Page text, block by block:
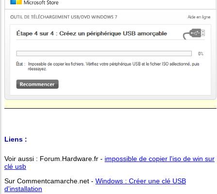
Liens :
Voir aussi : Forum.Hardware.fr - impossible de copier l'iso de win sur
clé usb
Sur Commentcamarche.net - Windows : Créer une clé USB
d'installation